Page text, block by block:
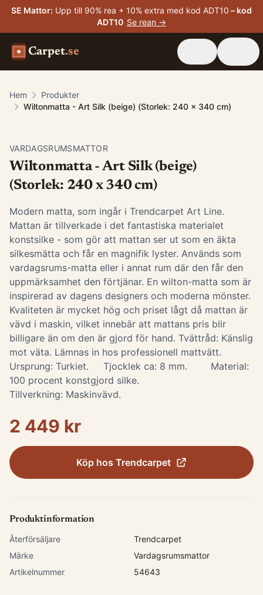
SE Mattor: Upp till 90% rea + 10% extra med kod ADT10 – kod
ADT10 Se rean →
Carpet.se
Hem
Produkter
Wiltonmatta - Art Silk (beige) (Storlek: 240 x 340 cm)
VARDAGSRUMSMATTOR
Wiltonmatta - Art Silk (beige)
(Storlek: 240 x 340 cm)
Modern matta, som ingår i Trendcarpet Art Line.
Mattan är tillverkade i det fantastiska materialet
konstsilke - som gör att mattan ser ut som en äkta
silkesmätta och får en magnifik lyster. Används som
vardagsrums-matta eller i annat rum där den får den
uppmärksamhet den förtjänar. En wilton-matta som är
inspirerad av dagens designers och moderna mönster.
Kvaliteten är mycket hög och priset lågt då mattan är
vävd i maskin, vilket innebär att mattans pris blir
billigare än om den är gjord för hand. Tvättråd: Känslig
mot väta. Lämnas in hos professionell mattvätt.
Ursprung: Turkiet. Tjocklek ca: 8 mm. Material:
100 procent konstgjord silke.
Tillverkning: Maskinvävd.
2 449 kr
Köp hos Trendcarpet
Produktinformation
Återförsäljare
Trendcarpet
Märke
Vardagsrumsmattor
Artikelnummer
54643